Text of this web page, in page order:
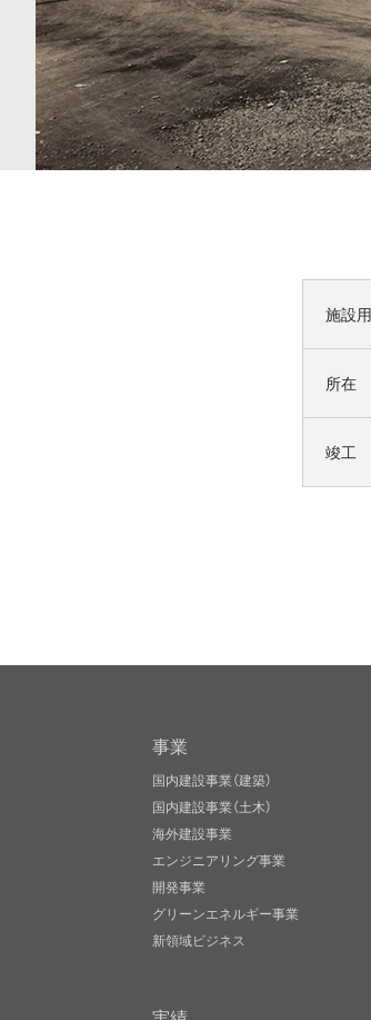
施設
所在
竣工
事業
国内建設事業（建築）
国内建設事業（土木）
海外建設事業
エンジニアリング事業
開発事業
グリーンエネルギー事業
新領域ビジネス